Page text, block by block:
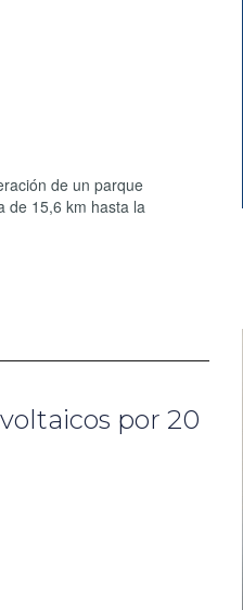
de un parque
de 15,6 km hasta la
por 20